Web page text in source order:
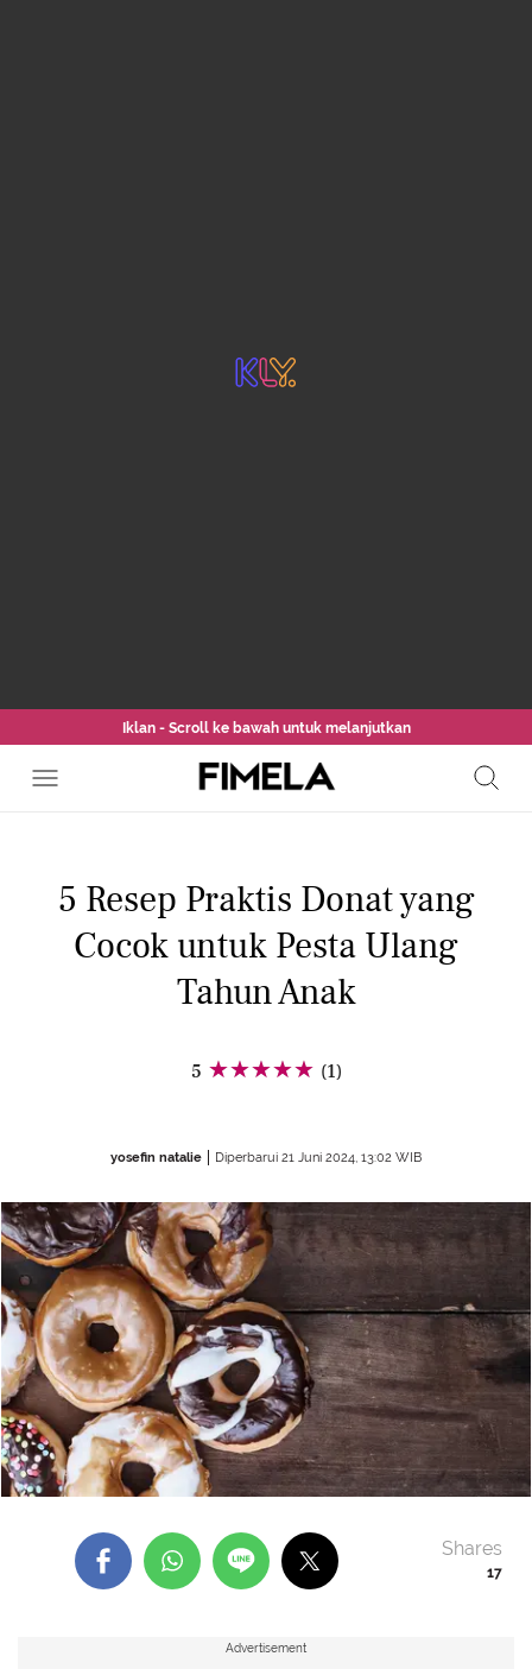
Iklan - Scroll ke bawah untuk melanjutkan
5 Resep Praktis Donat yang
Cocok untuk Pesta Ulang
Tahun Anak
5 (1)
yosefin natalie Diperbarui 21 Juni 2024, 13:02 WIB
17
Shares